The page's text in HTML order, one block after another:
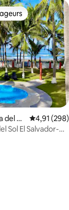
les plus
So
Évaluation
4,91 (298)
Sol El Salvador-